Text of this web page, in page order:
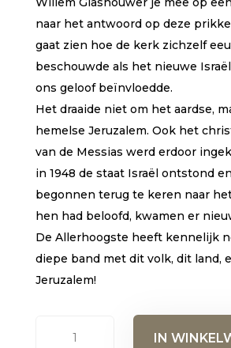
naar het antwoord op deze
gaat zien hoe de kerk zichzelf
beschouwde als het nieuwe
ons geloof beïnvloedde.
Het draaide niet om het aardse,
hemelse Jeruzalem. Ook het
van de Messias werd erdoor
in 1948 de staat Israël ontstond
begonnen terug te keren naar
hen had beloofd, kwamen er
De Allerhoogste heeft kennelijk
diepe band met dit volk, dit land,
Jeruzalem!
IN